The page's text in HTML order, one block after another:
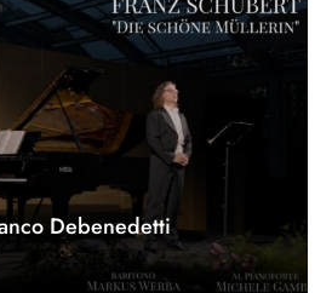
Debenedetti